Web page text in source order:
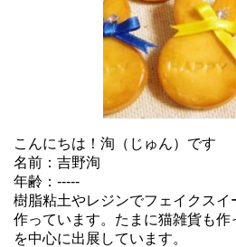
こんにちは！洵（じゅん）です
名前：吉野洵
年齢：-----
樹脂粘土やレジンでフェイクス
作っています。たまに猫雑貨も作
を中心に出展しています。